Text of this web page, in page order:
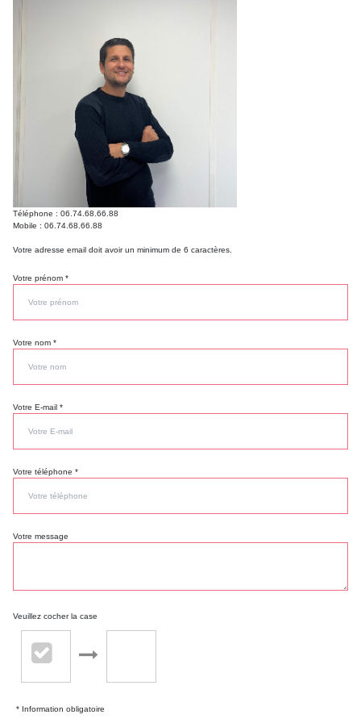
Téléphone : 06.74.68.66.88
Mobile : 06.74.68.66.88
Votre adresse email doit avoir un minimum de 6 caractères.
Votre prénom *
Votre nom *
Votre E-mail *
Votre téléphone *
Votre message
Veuillez cocher la case
* Information obligatoire